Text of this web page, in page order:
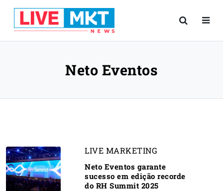
Neto Eventos
LIVE MARKETING
Neto Eventos garante
sucesso em edição recorde
do RH Summit 2025